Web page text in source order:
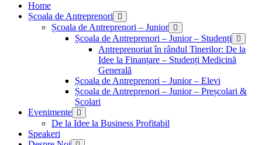
Home
Școala de Antreprenori
Școala de Antreprenori – Junior
Școala de Antreprenori – Junior – Studenți
Antreprenoriat în rândul Tinerilor: De la
Idee la Finanțare – Studenți Medicină
Generală
Școala de Antreprenori – Junior – Elevi
Școala de Antreprenori – Junior – Preșcolari &
Școlari
Evenimente
De la Idee la Business Profitabil
Speakeri